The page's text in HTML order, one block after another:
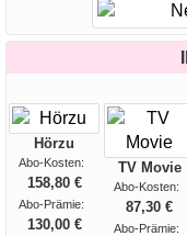
Hörzu
Abo-Kosten:
158,80 €
Abo-Prämie:
130,00 €
TV Movie
Abo-Kosten:
87,30 €
Abo-Prämie: